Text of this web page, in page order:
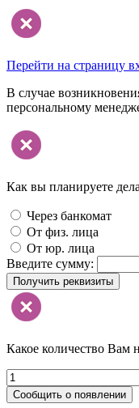
Перейти на страницу
В случае
персональному
Как вы планируете
Через банкомат
От физ. лица
От юр. лица
Введите сумму:
Получить реквизиты
Какое количество Вам
Сообщить о появлении